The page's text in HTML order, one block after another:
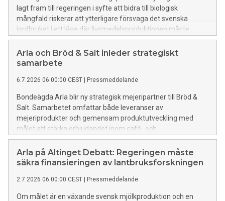
lagt fram till regeringen i syfte att bidra till biologisk
mångfald riskerar att ytterligare försvaga det svenska
jordbruket i ett läge där livsmedelsproduktionen måste
stärkas, skriver Arla, Lantmännen, Livsmedelsföretagen och
LRF på Dagens industris debattsida. Artikeln kan även läsas i
sin helhet nedan.
Arla och Bröd & Salt inleder strategiskt
samarbete
6.7.2026 06:00:00 CEST Pressmeddelande
Bondeägda Arla blir ny strategisk mejeripartner till Bröd &
Salt. Samarbetet omfattar både leveranser av
mejeriprodukter och gemensam produktutveckling med
målet att stärka erbjudandet inom café- och
bagerisegmentet. En viktig del är att möta den växande
efterfrågan på smakrika och hälsosamma alternativ, inte
minst bland unga konsumenter.
Arla på Altinget Debatt: Regeringen måste
säkra finansieringen av lantbruksforskningen
2.7.2026 06:00:00 CEST Pressmeddelande
Om målet är en växande svensk mjölkproduktion och en